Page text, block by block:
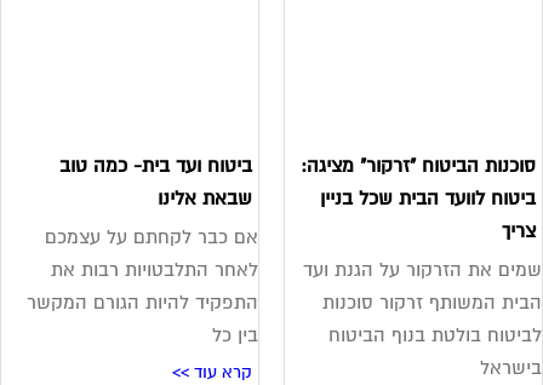
הביטוח "זרקור" מציגה:
לוועד הבית שכל בניין
את הזרקור על הגנת ועד
המשותף זרקור סוכנות
בולטת בנוף הביטוח
ביטוח ועד בית- כמה טוב
שבאת אלינו
אם כבר לקחתם על עצמכם
לאחר התלבטויות רבות את
התפקיד להיות הגורם המקשר
בין כל
קרא עוד >>